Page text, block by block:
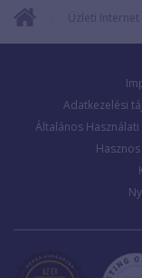
Üzleti Internet
Adatkezelési
Általános